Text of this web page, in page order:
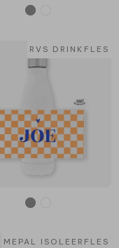
RVS DRINKFLES
MEPAL ISOLEERFLES